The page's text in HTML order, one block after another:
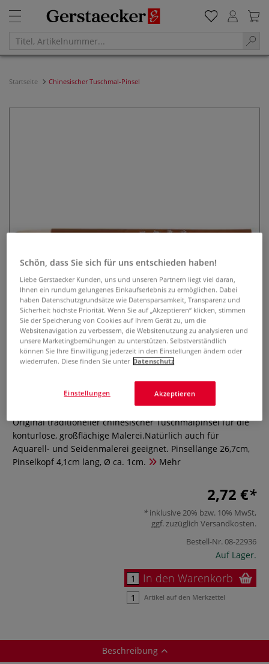
Startseite Chinesischer Tuschmal-Pinsel
0 Bewertungen
Original traditioneller chinesischer Tuschmalpinsel für die
konturlose, großflächige Malerei.Natürlich auch für
Aquarell- und Seidenmalerei geeignet. Pinsellänge 26,7cm,
Pinselkopf 4,1cm lang, Ø ca. 1cm.
Mehr
2,72 €
inklusive 20% bzw. 10% MwSt,
ggf. zuzüglich Versandkosten.
Bestell-Nr.08-22936
Auf Lager.
In den Warenkorb
Artikel auf den Merkzettel
Beschreibung
Schön, dass Sie sich für uns entschieden haben!
Liebe Gerstaecker Kunden, uns und unseren Partnern liegt viel daran,
Ihnen ein rundum gelungenes Einkaufserlebnis zu ermöglichen. Dabei
haben Datenschutzgrundsätze wie Datensparsamkeit, Transparenz und
Sicherheit höchste Priorität. Wenn Sie auf „Akzeptieren“ klicken, stimmen
Sie der Speicherung von Cookies auf Ihrem Gerät zu, um die
Websitenavigation zu verbessern, die Websitenutzung zu analysieren und
unsere Marketingbemühungen zu unterstützen. Selbstverständlich
können Sie Ihre Einwilligung jederzeit in den Einstellungen ändern oder
wiederrufen. Diese finden Sie unter Datenschutz
Akzeptieren
Einstellungen